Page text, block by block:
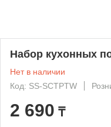
Набор кухонных
Нет в наличии
Код: SS-SCTPTW
2 690 ₸